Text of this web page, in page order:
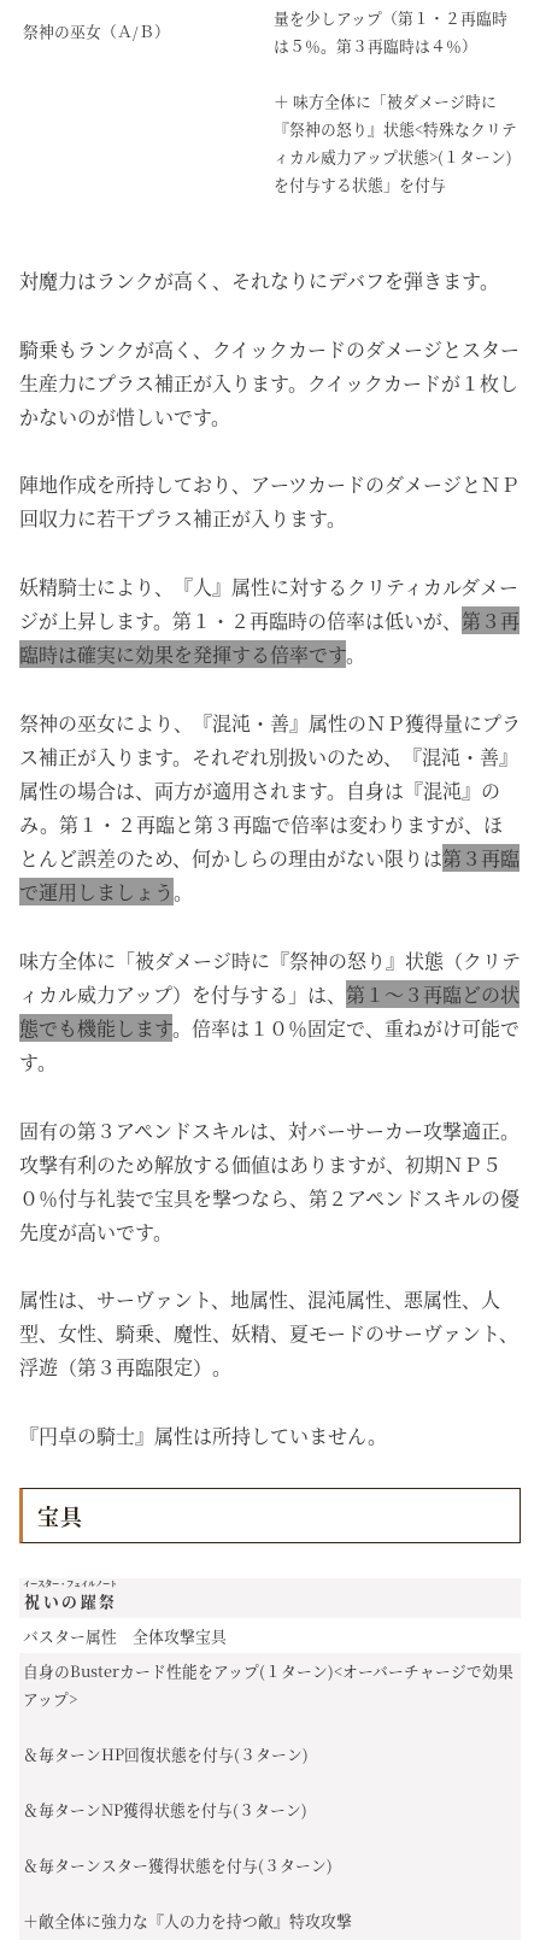
祭神の巫女（Ａ/Ｂ）
量を少しアップ（第１・２再臨時
は５％。第３再臨時は４％）
＋ 味方全体に「被ダメージ時に
『祭神の怒り』状態<特殊なクリテ
ィカル威力アップ状態>(１ターン)
を付与する状態」を付与
対魔力はランクが高く、それなりにデバフを弾きます。
騎乗もランクが高く、クイックカードのダメージとスター
生産力にプラス補正が入ります。クイックカードが１枚し
かないのが惜しいです。
陣地作成を所持しており、アーツカードのダメージとＮＰ
回収力に若干プラス補正が入ります。
妖精騎士により、『人』属性に対するクリティカルダメー
ジが上昇します。第１・２再臨時の倍率は低いが、 第３再
臨時は確実に効果を発揮する倍率です。
祭神の巫女により、『混沌・善』属性のＮＰ獲得量にプラ
ス補正が入ります。それぞれ別扱いのため、『混沌・善』
属性の場合は、両方が適用されます。自身は『混沌』の
み。第１・２再臨と第３再臨で倍率は変わりますが、ほ
とんど誤差のため、何かしらの理由がない限りは第３再臨
で運用しましょう。
味方全体に「被ダメージ時に『祭神の怒り』状態 （クリテ
ィカル威力アップ） を付与する」は、 第１～３再臨どの状
態でも機能します。倍率は１０％固定で、重ねがけ可能で
す。
固有の第３アペンドスキルは、対バーサーカー攻撃適正。
攻撃有利のため解放する価値はありますが、初期ＮＰ５
０％付与礼装で宝具を撃つなら、第２アペンドスキルの優
先度が高いです。
属性は、サーヴァント、地属性、混沌属性、悪属性、人
型、女性、騎乗、魔性、妖精、夏モードのサーヴァント、
浮遊（第３再臨限定）。
『円卓の騎士』属性は所持していません。
宝具
祝いの躍祭
イースター・フェイルノート
バスター属性 全体攻撃宝具
自身のBusterカード性能をアップ(１ターン)<オーバーチャージで効果
アップ>
＆毎ターンHP回復状態を付与(３ターン)
＆毎ターンNP獲得状態を付与(３ターン)
＆毎ターンスター獲得状態を付与(３ターン)
＋敵全体に強力な『人の力を持つ敵』特攻攻撃